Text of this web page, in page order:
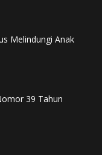
Melindungi Anak
39 Tahun